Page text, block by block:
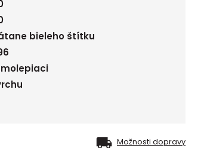
bieleho štítku
Možnosti dopravy